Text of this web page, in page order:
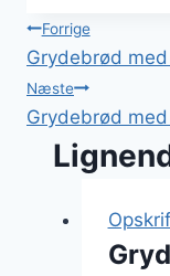
Forrige
Grydebrød
Næste
Grydebrød